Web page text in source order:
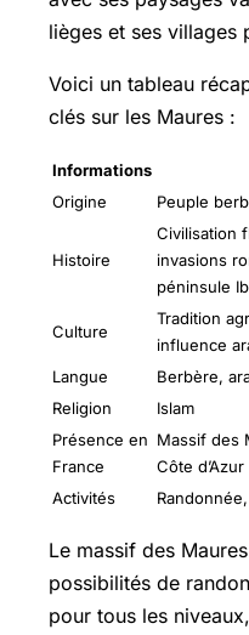
lièges et ses villages
Voici un tableau
clés sur les Maures :
Informations
Origine
Peuple
Histoire
Civilisation
invasions
péninsule
Culture
Tradition
influence
Langue
Berbère,
Religion
Islam
Présence en
France
Massif des
Côte d’Azur
Activités
Le massif des
possibilités de
pour tous les